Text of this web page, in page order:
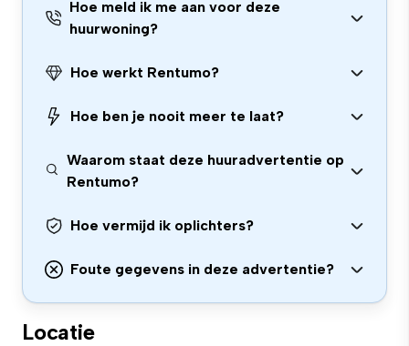
Hoe meld ik me aan voor deze
huurwoning?
Hoe werkt Rentumo?
Hoe ben je nooit meer te laat?
Waarom staat deze huuradvertentie op
Rentumo?
Hoe vermijd ik oplichters?
Foute gegevens in deze advertentie?
Locatie